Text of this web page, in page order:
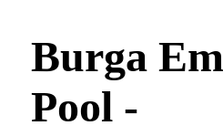
Burga
Pool -